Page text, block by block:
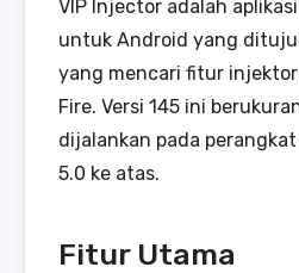
VIP Injector adalah
untuk Android yang
yang mencari fitur injektor
Fire. Versi 145 ini
dijalankan pada
5.0 ke atas.
Fitur Utama